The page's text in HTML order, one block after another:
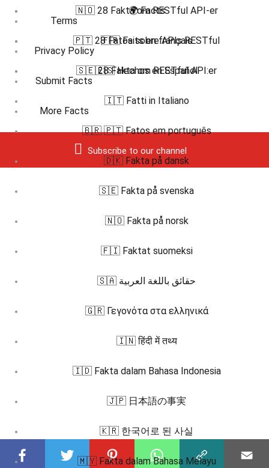
Terms
Privacy Policy
Submit Facts
More Facts
Subscribe to our channel
🇳🇴 28 Fakta om RESTful API-er
🇵🇹 28 Fatos sobre APIs RESTful
🇸🇪 28 Fakta om RESTful API:er
🌍 Facts
🇫🇷 Faits en français
🇪🇸 Hechos en Español
🇮🇹 Fatti in Italiano
🇧🇷 🇵🇹 Fatos em português
🇩🇰 Fakta på dansk
🇸🇪 Fakta på svenska
🇳🇴 Fakta på norsk
🇫🇮 Faktat suomeksi
🇸🇦 حقائق باللغة العربية
🇬🇷 Γεγονότα στα ελληνικά
🇮🇳 हिंदी में तथ्य
🇮🇩 Fakta dalam Bahasa Indonesia
🇯🇵 日本語の事実
🇰🇷 한국어로 된 사실
🇲🇾 Fakta dalam Bahasa Melayu